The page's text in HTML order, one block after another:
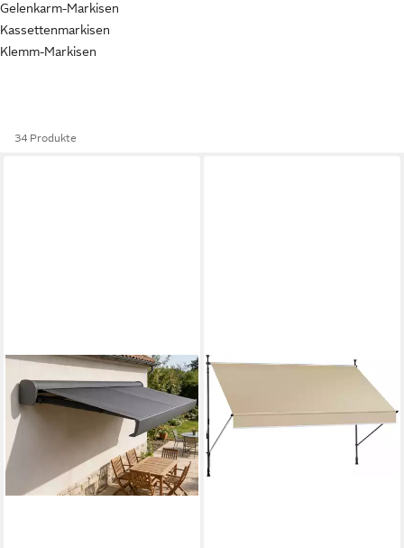
Gelenkarm-Markisen
Kassettenmarkisen
Klemm-Markisen
34 Produkte